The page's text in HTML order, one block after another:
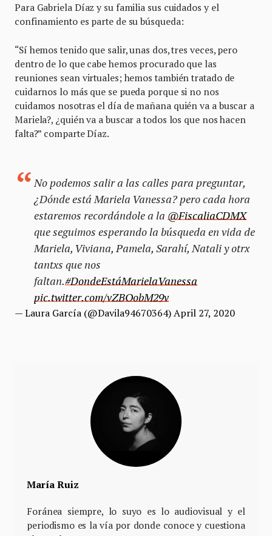
Para Gabriela Díaz y su familia sus cuidados y el
confinamiento es parte de su búsqueda:
“Sí hemos tenido que salir, unas dos, tres veces, pero
dentro de lo que cabe hemos procurado que las
reuniones sean virtuales; hemos también tratado de
cuidarnos lo más que se pueda porque si no nos
cuidamos nosotras el día de mañana quién va a buscar a
Mariela?, ¿quién va a buscar a todos los que nos hacen
falta?” comparte Díaz.
No podemos salir a las calles para preguntar,
¿Dónde está Mariela Vanessa? pero cada hora
estaremos recordándole a la @FiscaliaCDMX
que seguimos esperando la búsqueda en vida de
Mariela, Viviana, Pamela, Sarahí, Natali y otrx
tantxs que nos
faltan.#DondeEstáMarielaVanessa
pic.twitter.com/vZBOobM29v
— Laura García (@Davila94670364)April 27, 2020
María Ruiz
Foránea siempre, lo suyo es lo audiovisual y el
periodismo es la vía por donde conoce y cuestiona